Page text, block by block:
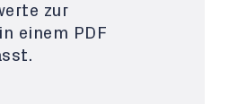
zur
einem PDF